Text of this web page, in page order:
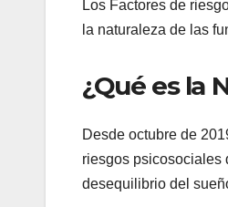
Los Factores de
la naturaleza de las
¿Qué es la
Desde octubre de
riesgos psicosociales
desequilibrio del